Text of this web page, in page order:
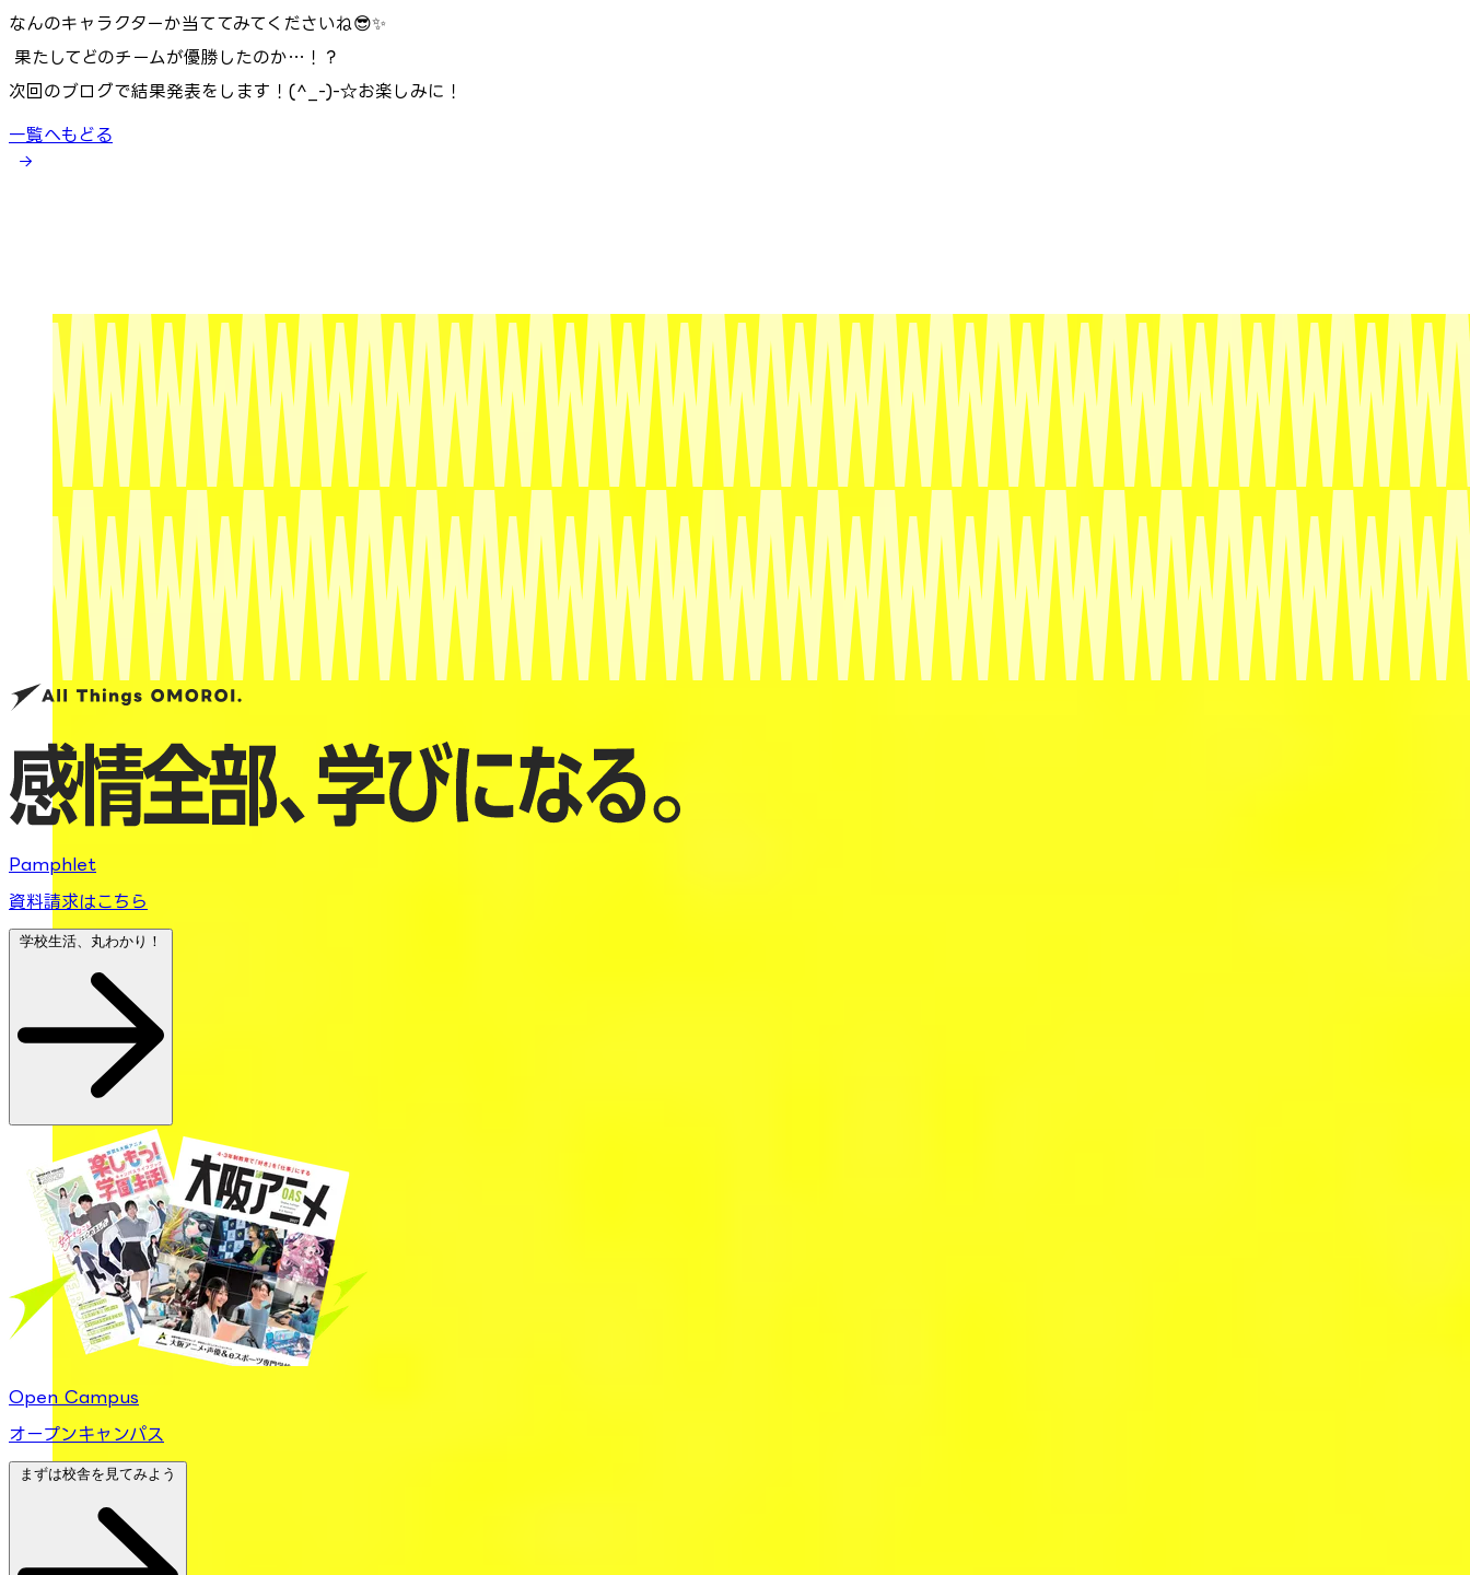
なんのキャラクターか当ててみてくださいね😎✨
果たしてどのチームが優勝したのか…！？
次回のブログで結果発表をします！(^_-)-☆お楽しみに！
一覧へもどる
Pamphlet
資料請求はこちら
学校生活、丸わかり！
Open Campus
オープンキャンパス
まずは校舎を見てみよう